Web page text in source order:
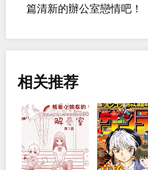
篇清新的辦公室戀情吧！
相关推荐